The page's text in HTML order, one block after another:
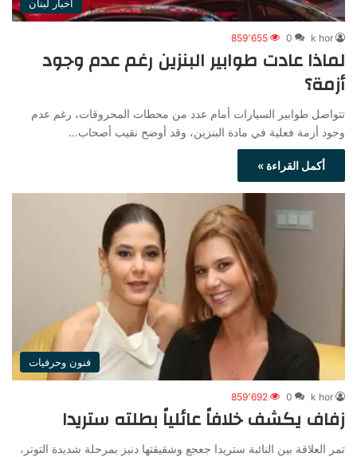
أخبار لبنان
k hor
0 859٬655
لماذا عادت طوابير البنزين رغم عدم وجود
أزمة؟
تتواصل طوابير السيارات أمام عدد من محطات المحروقات، رغم عدم
وجود أزمة فعلية في مادة البنزين، وقد أوضح نقيب أصحاب…
أكمل القراءة »
فنون وحرفيات
k hor
0 859٬692
زفاف يكشف خلافاً عائلياً بطلته ستريدا
تمر العلاقة بين النائبة ستريدا جعجع وشقيقتها دنيز بمرحلة شديدة التوتر،